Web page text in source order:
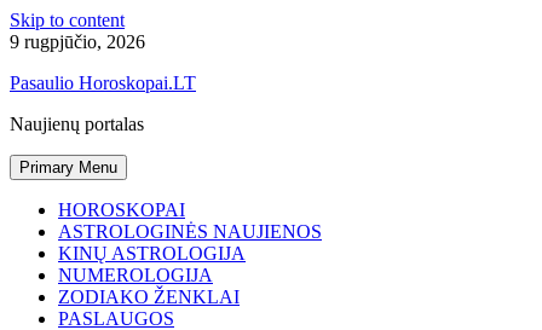
Skip to content
9 rugpjūčio, 2026
Pasaulio Horoskopai.LT
Naujienų portalas
Primary Menu
HOROSKOPAI
ASTROLOGINĖS NAUJIENOS
KINŲ ASTROLOGIJA
NUMEROLOGIJA
ZODIAKO ŽENKLAI
PASLAUGOS